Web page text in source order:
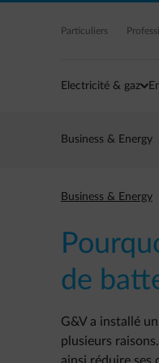
Acc�der au
Particuliers
Electricité & gaz
Business & Energy
Business & Energy
de
G&V a installé
plusieurs